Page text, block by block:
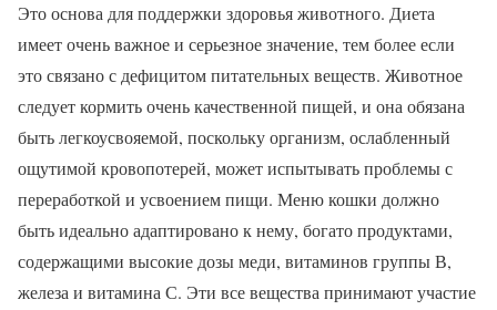
Это основа для поддержки здоровья животного. Диета
имеет очень важное и серьезное значение, тем более если
это связано с дефицитом питательных веществ. Животное
следует кормить очень качественной пищей, и она обязана
быть легкоусвояемой, поскольку организм, ослабленный
ощутимой кровопотерей, может испытывать проблемы с
переработкой и усвоением пищи. Меню кошки должно
быть идеально адаптировано к нему, богато продуктами,
содержащими высокие дозы меди, витаминов группы В,
железа и витамина С. Эти все вещества принимают участие